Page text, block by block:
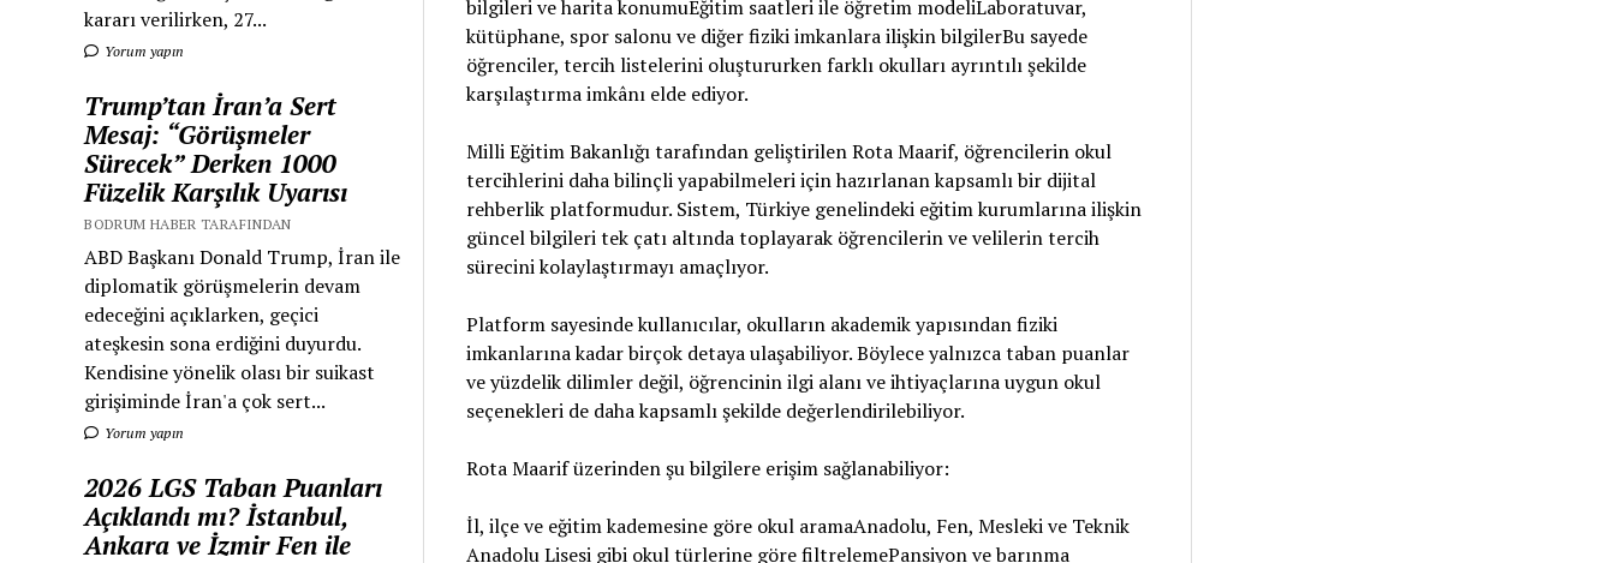
kararı verilirken, 27...
Yorum yapın
Trump’tan İran’a Sert
Mesaj: “Görüşmeler
Sürecek” Derken 1000
Füzelik Karşılık Uyarısı
BODRUM HABER TARAFINDAN
ABD Başkanı Donald Trump, İran ile
diplomatik görüşmelerin devam
edeceğini açıklarken, geçici
ateşkesin sona erdiğini duyurdu.
Kendisine yönelik olası bir suikast
girişiminde İran'a çok sert...
Yorum yapın
2026 LGS Taban Puanları
Açıklandı mı? İstanbul,
Ankara ve İzmir Fen ile
bilgileri ve harita konumuEğitim saatleri ile öğretim modeliLaboratuvar,
kütüphane, spor salonu ve diğer fiziki imkanlara ilişkin bilgilerBu sayede
öğrenciler, tercih listelerini oluştururken farklı okulları ayrıntılı şekilde
karşılaştırma imkânı elde ediyor.
Milli Eğitim Bakanlığı tarafından geliştirilen Rota Maarif, öğrencilerin okul
tercihlerini daha bilinçli yapabilmeleri için hazırlanan kapsamlı bir dijital
rehberlik platformudur. Sistem, Türkiye genelindeki eğitim kurumlarına ilişkin
güncel bilgileri tek çatı altında toplayarak öğrencilerin ve velilerin tercih
sürecini kolaylaştırmayı amaçlıyor.
Platform sayesinde kullanıcılar, okulların akademik yapısından fiziki
imkanlarına kadar birçok detaya ulaşabiliyor. Böylece yalnızca taban puanlar
ve yüzdelik dilimler değil, öğrencinin ilgi alanı ve ihtiyaçlarına uygun okul
seçenekleri de daha kapsamlı şekilde değerlendirilebiliyor.
Rota Maarif üzerinden şu bilgilere erişim sağlanabiliyor:
İl, ilçe ve eğitim kademesine göre okul aramaAnadolu, Fen, Mesleki ve Teknik
Anadolu Lisesi gibi okul türlerine göre filtrelemePansiyon ve barınma